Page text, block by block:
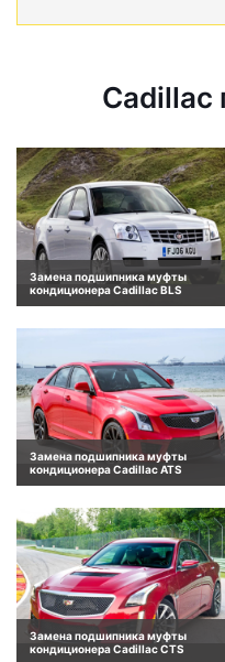
Cadillac
Замена подшипника муфты
кондиционера Cadillac BLS
Замена подшипника муфты
кондиционера Cadillac ATS
Замена подшипника муфты
кондиционера Cadillac CTS